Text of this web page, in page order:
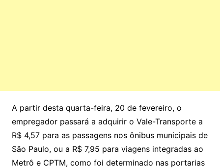
A partir desta quarta-feira, 20 de fevereiro, o
empregador passará a adquirir o Vale-Transporte a
R$ 4,57 para as passagens nos ônibus municipais de
São Paulo, ou a R$ 7,95 para viagens integradas ao
Metrô e CPTM, como foi determinado nas portarias